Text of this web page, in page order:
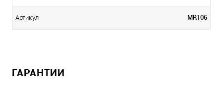
Артикул MR106
ГАРАНТИИ